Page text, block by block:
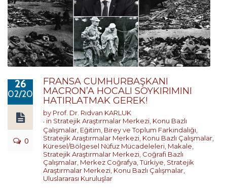
26
02/2019
0
FRANSA CUMHURBAŞKANI
MACRON’A HOCALI SOYKIRIMINI
HATIRLATMAK GEREK!
by Prof. Dr. Rıdvan KARLUK
in Stratejik Araştırmalar Merkezi Konu Bazlı
Çalışmalar Eğitim, Birey ve Toplum Farkındalığı
Stratejik Araştırmalar Merkezi Konu Bazlı Çalışmalar
Küresel/Bölgesel Nüfuz Mücadeleleri Makale
Stratejik Araştırmalar Merkezi Coğrafi Bazlı
Çalışmalar Merkez Coğrafya ,Türkiye Stratejik
Araştırmalar Merkezi Konu Bazlı Çalışmalar
Uluslararası Kuruluşlar